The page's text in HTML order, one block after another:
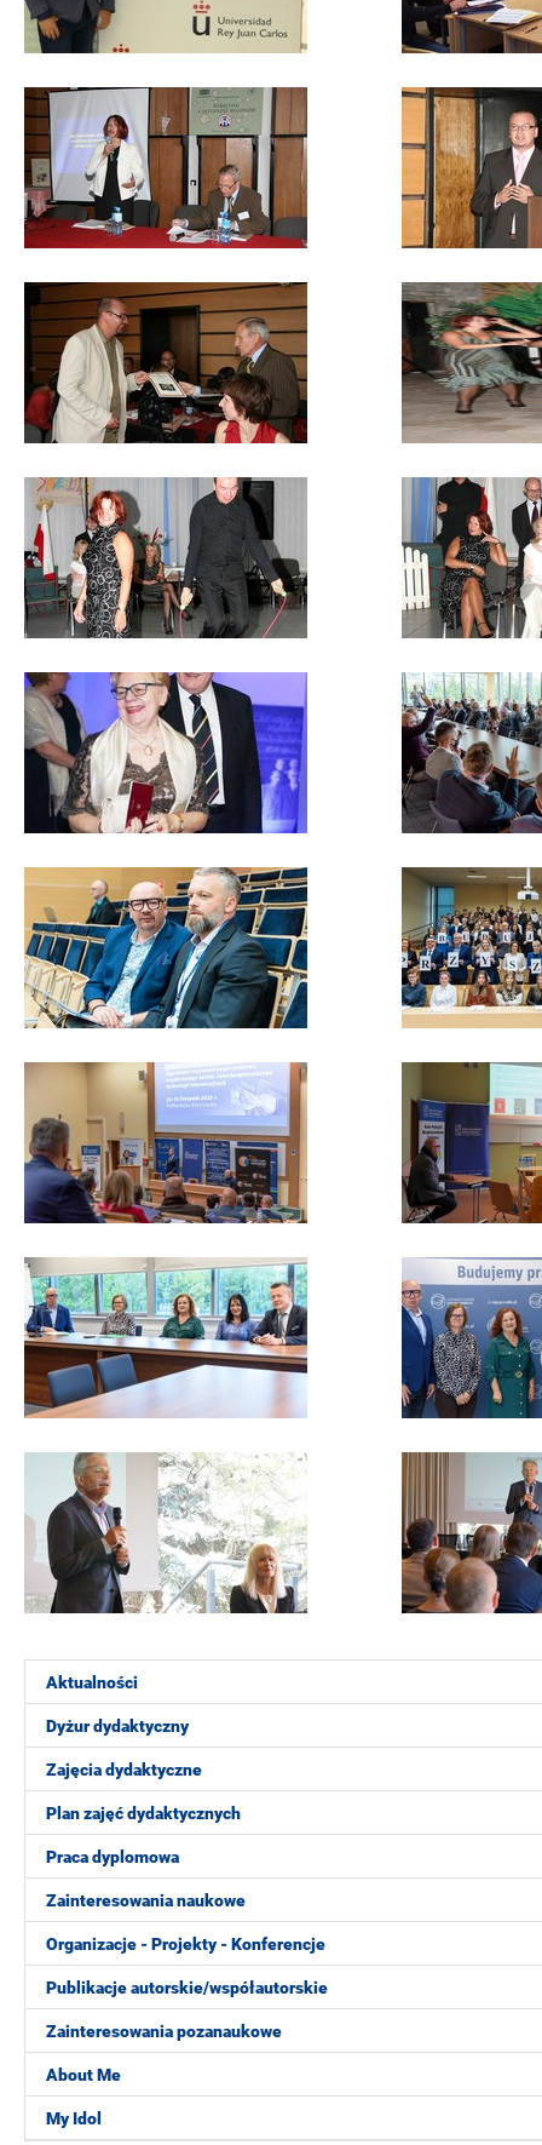
Aktualności
Dyżur dydaktyczny
Zajęcia dydaktyczne
Plan zajęć dydaktycznych
Praca dyplomowa
Zainteresowania naukowe
Organizacje - Projekty - Konferencje
Publikacje autorskie/współautorskie
Zainteresowania pozanaukowe
About Me
My Idol